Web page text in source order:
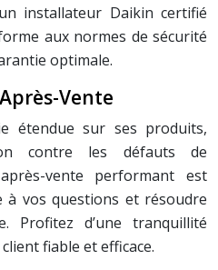
installateur Daikin certifié
aux normes de sécurité
optimale.
Vente
étendue sur ses produits,
contre les défauts de
vente performant est
vos questions et résoudre
Profitez d’une tranquillité
fiable et efficace.